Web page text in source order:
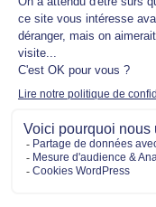
Mentions légales